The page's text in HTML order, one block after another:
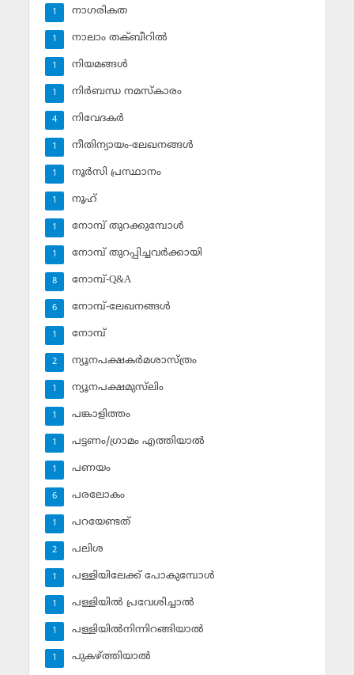
നാഗരികത
1
നാലാം തക്ബീറില്‍
1
നിയമങ്ങള്‍
1
നിര്‍ബന്ധ നമസ്‌കാരം
1
നിവേദകര്‍
4
നീതിന്യായം-ലേഖനങ്ങള്‍
1
നൂര്‍സി പ്രസ്ഥാനം
1
നൂഹ്‌
1
നോമ്പ് തുറക്കുമ്പോള്‍
1
നോമ്പ് തുറപ്പിച്ചവര്‍ക്കായി
1
നോമ്പ്-Q&A
8
നോമ്പ്-ലേഖനങ്ങള്‍
6
നോമ്പ്‌
1
ന്യൂനപക്ഷകര്‍മശാസ്ത്രം
2
ന്യൂനപക്ഷമുസ്‌ലിം
1
പങ്കാളിത്തം
1
പട്ടണം/ഗ്രാമം എത്തിയാല്‍
1
പണയം
1
പരലോകം
6
പറയേണ്ടത്
1
പലിശ
2
പള്ളിയിലേക്ക് പോകുമ്പോള്‍
1
പള്ളിയില്‍ പ്രവേശിച്ചാല്‍
1
പള്ളിയില്‍നിന്നിറങ്ങിയാല്‍
1
പുകഴ്ത്തിയാല്‍
1